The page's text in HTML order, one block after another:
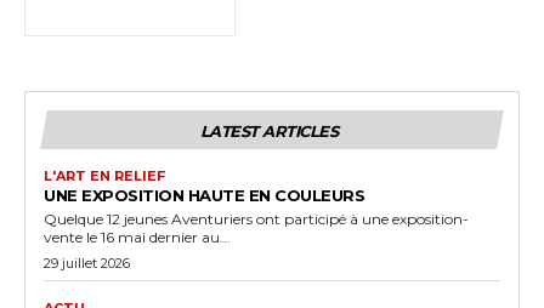
LATEST ARTICLES
L'ART EN RELIEF
UNE EXPOSITION HAUTE EN COULEURS
Quelque 12 jeunes Aventuriers ont participé à une exposition-
vente le 16 mai dernier au...
29 juillet 2026